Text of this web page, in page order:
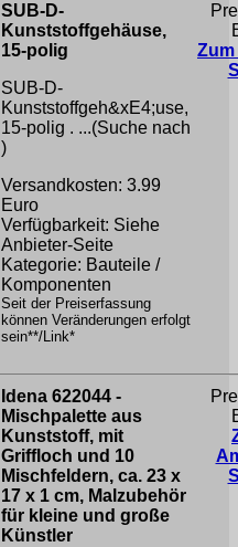
SUB-D-
Kunststoffgehäuse,
15-polig
SUB-D-
Kunststoffgeh&xE4;use,
15-polig . ...(Suche nach
)
Versandkosten: 3.99
Euro
Verfügbarkeit: Siehe
Anbieter-Seite
Kategorie: Bauteile /
Komponenten
Seit der Preiserfassung
können Veränderungen erfolgt
sein**/Link*
Zum
Idena 622044 -
Mischpalette aus
Kunststoff, mit
Griffloch und 10
Mischfeldern, ca. 23 x
17 x 1 cm, Malzubehör
für kleine und große
Künstler